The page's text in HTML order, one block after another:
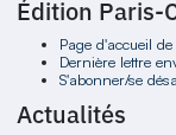
Édition Paris-
Page d'accueil
Dernière lettre
S'abonner/se
Actualités